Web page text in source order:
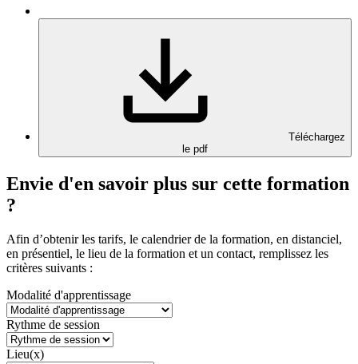
Téléchargez
le pdf
Envie d'en savoir plus sur cette formation
?
Afin d’obtenir les tarifs, le calendrier de la formation, en distanciel,
en présentiel, le lieu de la formation et un contact, remplissez les
critères suivants :
Modalité d'apprentissage
Rythme de session
Lieu(x)